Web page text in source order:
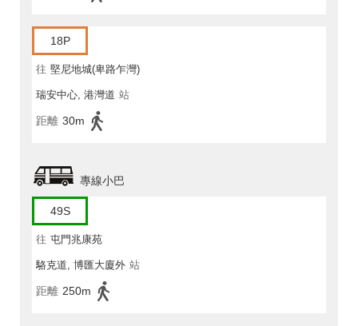
18P
往 堅尼地城(卑路乍灣)
瑞安中心, 港灣道 站
距離 30m
專線小巴
49S
往 屯門兆康苑
駱克道, 博匯大廈外 站
距離 250m